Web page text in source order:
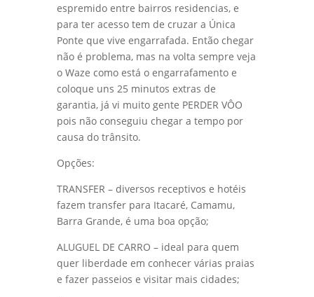
espremido entre bairros residencias, e
para ter acesso tem de cruzar a Única
Ponte que vive engarrafada. Então chegar
não é problema, mas na volta sempre veja
o Waze como está o engarrafamento e
coloque uns 25 minutos extras de
garantia, já vi muito gente PERDER VÔO
pois não conseguiu chegar a tempo por
causa do trânsito.
Opções:
TRANSFER – diversos receptivos e hotéis
fazem transfer para Itacaré, Camamu,
Barra Grande, é uma boa opção;
ALUGUEL DE CARRO – ideal para quem
quer liberdade em conhecer várias praias
e fazer passeios e visitar mais cidades;